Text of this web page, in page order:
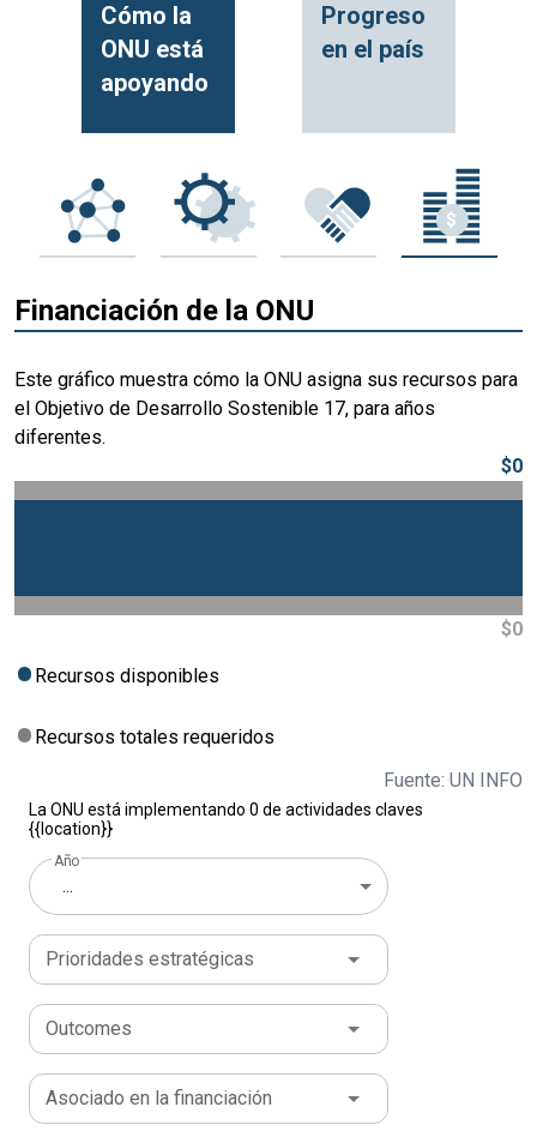
Cómo la
ONU está
apoyando
Progreso
en el país
Financiación de la ONU
Este gráfico muestra cómo la ONU asigna sus recursos para
el Objetivo de Desarrollo Sostenible 17, para años
diferentes.
$0
$0
Recursos disponibles
Recursos totales requeridos
Fuente: UN INFO
La ONU está implementando 0 de actividades claves
{{location}}
Año
...
Prioridades estratégicas
Outcomes
Asociado en la financiación